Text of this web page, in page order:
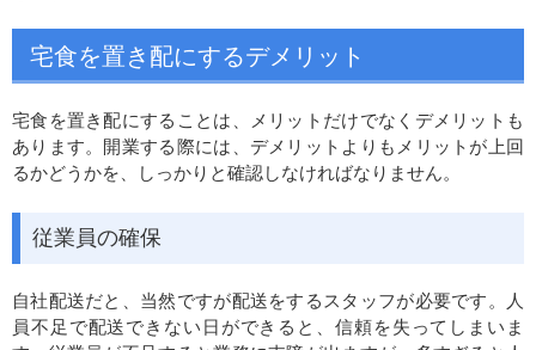
宅食を置き配にするデメリット
宅食を置き配にすることは、メリットだけでなくデメリットも
あります。開業する際には、デメリットよりもメリットが上回
るかどうかを、しっかりと確認しなければなりません。
従業員の確保
自社配送だと、当然ですが配送をするスタッフが必要です。人
員不足で配送できない日ができると、信頼を失ってしまいま